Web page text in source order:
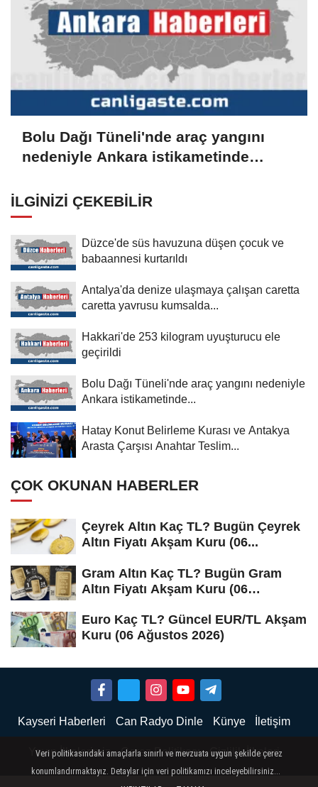
Bolu Dağı Tüneli'nde araç yangını
nedeniyle Ankara istikametinde
İLGINIZI ÇEKEBILIR
Düzce'de süs havuzuna düşen çocuk ve
babaannesi kurtarıldı
Antalya'da denize ulaşmaya çalışan caretta
caretta yavrusu kumsalda...
Hakkari'de 253 kilogram uyuşturucu ele
geçirildi
Bolu Dağı Tüneli'nde araç yangını nedeniyle
Ankara istikametinde...
Hatay Konut Belirleme Kurası ve Antakya
Arasta Çarşısı Anahtar Teslim...
ÇOK OKUNAN HABERLER
Çeyrek Altın Kaç TL? Bugün Çeyrek
Altın Fiyatı Akşam Kuru (06...
Gram Altın Kaç TL? Bugün Gram
Altın Fiyatı Akşam Kuru (06
Euro Kaç TL? Güncel EUR/TL Akşam
Kuru (06 Ağustos 2026)
Kayseri Haberleri Can Radyo Dinle Künye İletişim
Yayın İlkelerimiz Çerez Politikası Gizlilik İlkeleri
Veri politikasındaki amaçlarla sınırlı ve mevzuata uygun şekilde çerez
konumlandırmaktayız. Detaylar için veri politikamızı inceleyebilirsiniz...